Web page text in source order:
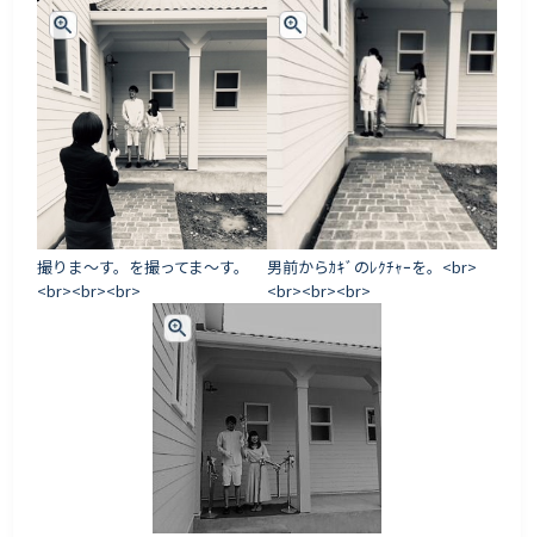
撮りま〜す。を撮ってま〜す。
<br><br><br>
男前からｶｷﾞのﾚｸﾁｬｰを。<br>
<br><br><br>